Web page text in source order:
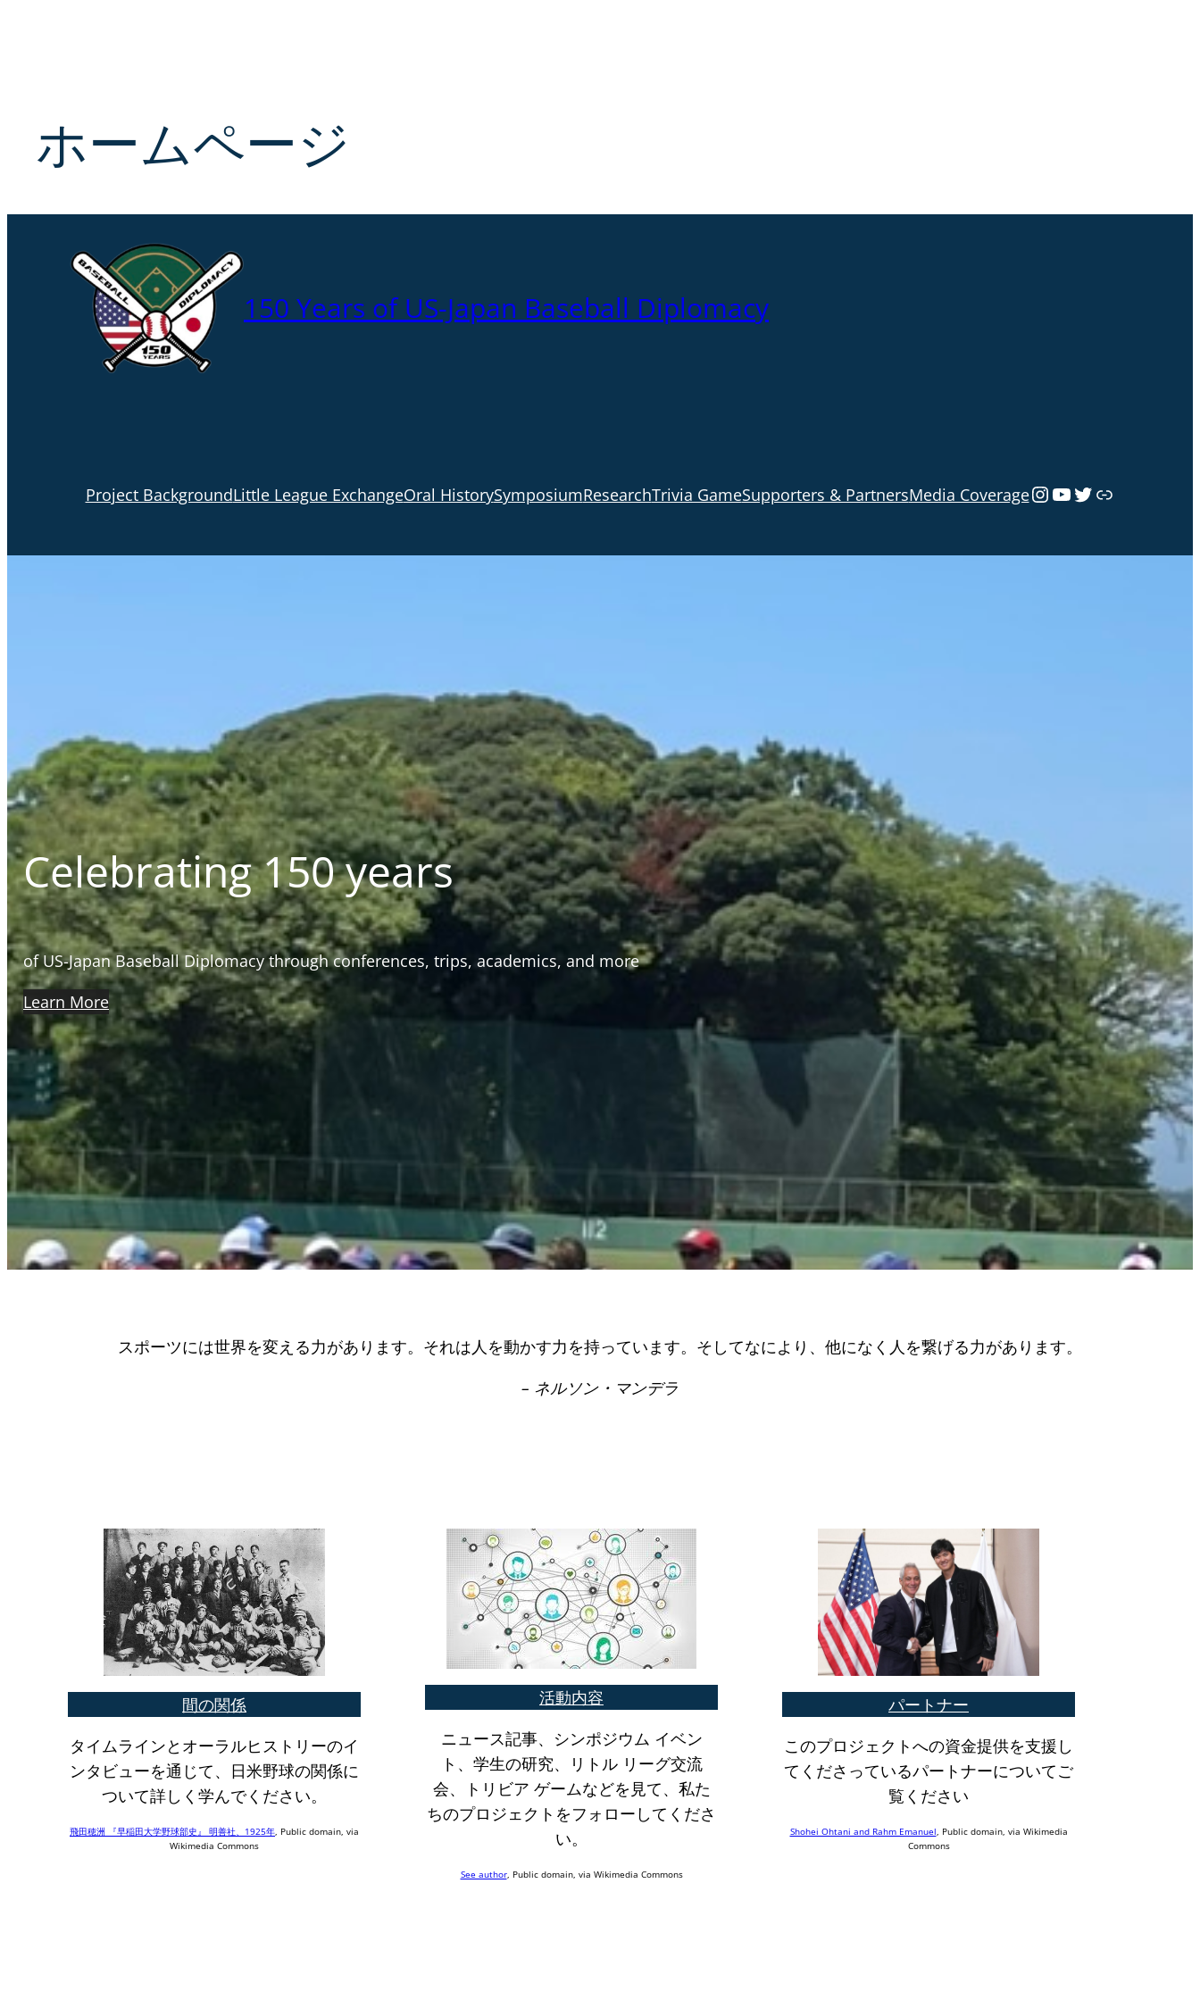
ホームページ
150 Years of US-Japan Baseball Diplomacy
Project BackgroundLittle League ExchangeOral HistorySymposiumResearchTrivia GameSupporters & PartnersMedia CoverageInstagram
YouTube
Twitter
Link
Celebrating 150 years
of US-Japan Baseball Diplomacy through conferences, trips, academics, and more
Learn More
スポーツには世界を変える力があります。それは人を動かす力を持っています。そしてなにより、他になく人を繋げる力があります。
– ネルソン・マンデラ
間の関係
タイムラインとオーラルヒストリーのイ
ンタビューを通じて、日米野球の関係に
ついて詳しく学んでください。
飛田穂洲 『早稲田大学野球部史』 明善社、1925年, Public domain, via
Wikimedia Commons
活動内容
ニュース記事、シンポジウム イベン
ト、学生の研究、リトル リーグ交流
会、トリビア ゲームなどを見て、私た
ちのプロジェクトをフォローしてくださ
い。
See author, Public domain, via Wikimedia Commons
パートナー
このプロジェクトへの資金提供を支援し
てくださっているパートナーについてご
覧ください
Shohei Ohtani and Rahm Emanuel, Public domain, via Wikimedia
Commons